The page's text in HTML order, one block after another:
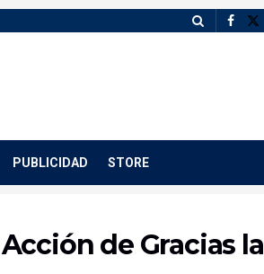
PUBLICIDAD STORE
de Gracias la